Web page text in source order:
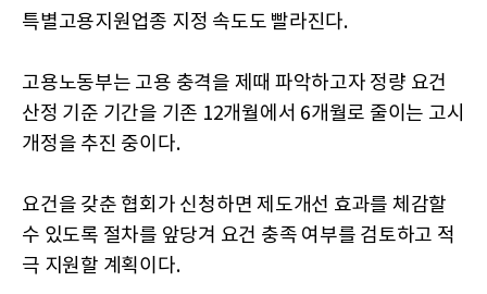
특별고용지원업종 지정 속도도 빨라진다.
고용노동부는 고용 충격을 제때 파악하고자 정량 요건
산정 기준 기간을 기존 12개월에서 6개월로 줄이는 고시
개정을 추진 중이다.
요건을 갖춘 협회가 신청하면 제도개선 효과를 체감할
수 있도록 절차를 앞당겨 요건 충족 여부를 검토하고 적
극 지원할 계획이다.